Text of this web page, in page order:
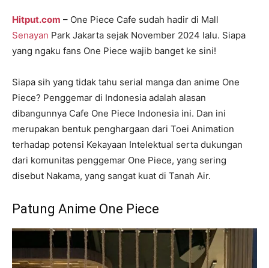
Hitput.com – One Piece Cafe sudah hadir di Mall
Senayan Park Jakarta sejak November 2024 lalu. Siapa
yang ngaku fans One Piece wajib banget ke sini!
Siapa sih yang tidak tahu serial manga dan anime One
Piece? Penggemar di Indonesia adalah alasan
dibangunnya Cafe One Piece Indonesia ini. Dan ini
merupakan bentuk penghargaan dari Toei Animation
terhadap potensi Kekayaan Intelektual serta dukungan
dari komunitas penggemar One Piece, yang sering
disebut Nakama, yang sangat kuat di Tanah Air.
Patung Anime One Piece